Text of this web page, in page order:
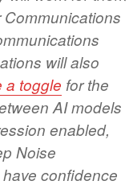
will also
a toggle for the
AI models
enabled,
Noise
confidence